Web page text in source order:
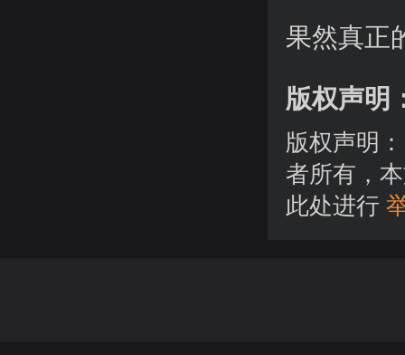
果然真正
版权声明
版权声明
者所有，
此处进行